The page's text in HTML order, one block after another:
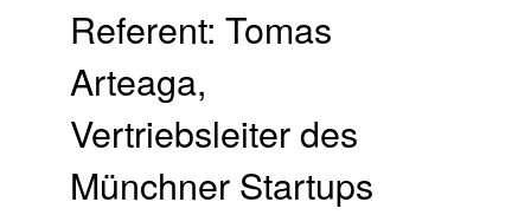
Referent: Tomas
Arteaga,
Vertriebsleiter des
Münchner Startups